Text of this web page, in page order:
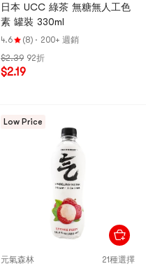
日本 UCC 綠茶 無糖無人工色
素 罐裝 330ml
4.6 (8) · 200+ 週銷
$2.39 92折
$2.19
Low Price
元氣森林 21種選擇